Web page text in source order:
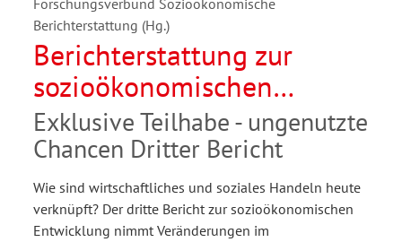
Forschungsverbund Sozioökonomische
Berichterstattung (Hg.)
Berichterstattung zur
sozioökonomischen
Entwicklung in
Deutschland
Exklusive Teilhabe - ungenutzte
Chancen Dritter Bericht
Wie sind wirtschaftliches und soziales Handeln heute
verknüpft? Der dritte Bericht zur sozioökonomischen
Entwicklung nimmt Veränderungen im